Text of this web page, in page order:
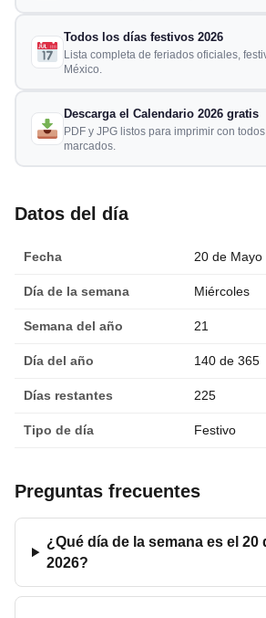
Todos los días festivos 2026
Lista completa de feriados oficiales,
México.
Descarga el Calendario 2026 gratis
PDF y JPG listos para imprimir con
marcados.
Datos del día
Fecha 20 de
Día de la semana Miércoles
Semana del año 21
Día del año 140 de 365
Días restantes 225
Tipo de día Festivo
Preguntas frecuentes
¿Qué día de la semana es el 20
2026?